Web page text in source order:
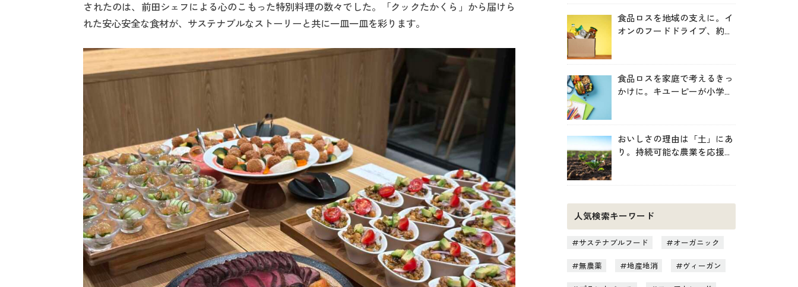
されたのは、前田シェフによる心のこもった特別料理の数々でした。「クックたかくら」から届けら
れた安心安全な食材が、サステナブルなストーリーと共に一皿一皿を彩ります。
食品ロスを地域の支えに。イ
オンのフードドライブ、約
食品ロスを家庭で考えるきっ
かけに。キユーピーが小学生
おいしさの理由は「土」にあ
り。持続可能な農業を応援す
人気検索キーワード
サステナブルフード オーガニック
無農薬 地産地消 ヴィーガン